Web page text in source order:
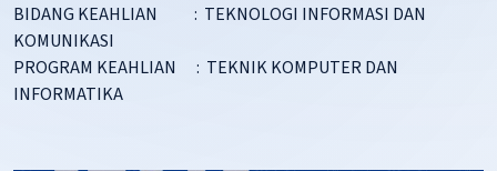
BIDANG KEAHLIAN : TEKNOLOGI INFORMASI DAN
KOMUNIKASI
PROGRAM KEAHLIAN : TEKNIK KOMPUTER DAN
INFORMATIKA